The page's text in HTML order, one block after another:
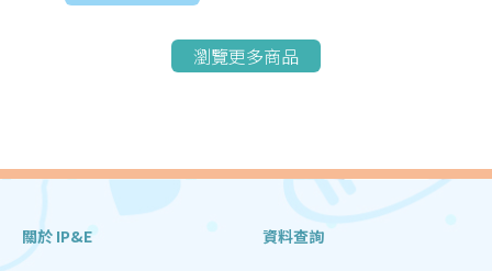
瀏覽更多商品
關於 IP&E 資料查詢